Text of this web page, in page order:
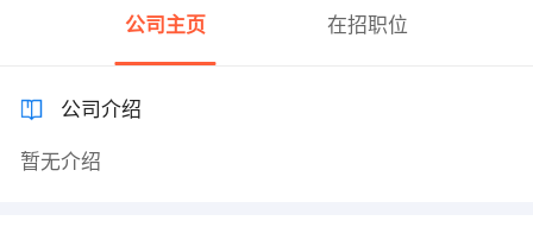
公司主页 在招职位
公司介绍
暂无介绍